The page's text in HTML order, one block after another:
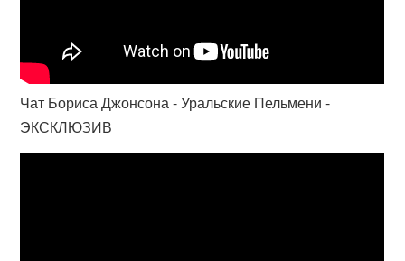
Чат Бориса Джонсона - Уральские Пельмени -
ЭКСКЛЮЗИВ